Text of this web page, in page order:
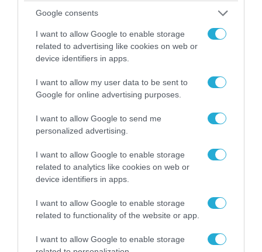
Google consents
I want to allow Google to enable storage
related to advertising like cookies on web or
device identifiers in apps.
I want to allow my user data to be sent to
Google for online advertising purposes.
I want to allow Google to send me
personalized advertising.
I want to allow Google to enable storage
related to analytics like cookies on web or
device identifiers in apps.
I want to allow Google to enable storage
related to functionality of the website or app.
I want to allow Google to enable storage
Ο Γιάννης Αλαφούζος «τέλειωσε» τον
Κωνσταντίνο Ζούλα από τον ΣΚΑΪ – Ο λόγος της
απομάκρυνσής του